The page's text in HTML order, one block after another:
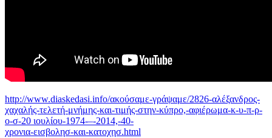
http://www.diaskedasi.info/ακούσαμε-γράψαμε/2826-αλέξανδρος-
χαχαλής-τελετή-μνήμης-και-τιμής-στην-κύπρο,-αφιέρωμα-κ-υ-π-ρ-
ο-σ-20 ιουλίου-1974-–-2014,-40-
χρονια-εισβολησ-και-κατοχησ.html